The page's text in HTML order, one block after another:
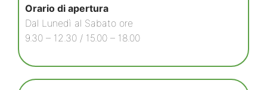
Orario di apertura
Dal Lunedì al Sabato ore
9.30 – 12.30 / 15.00 – 18.00